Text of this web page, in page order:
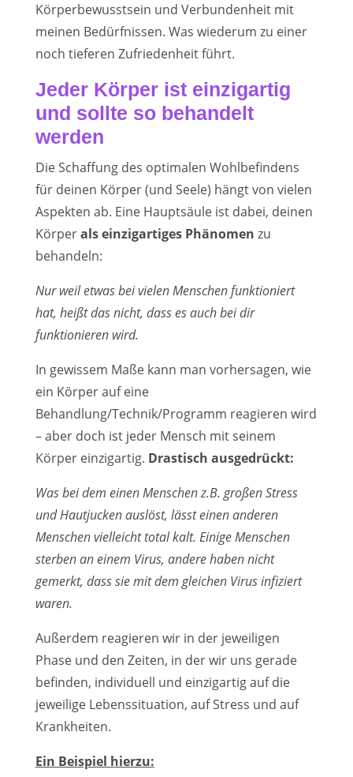
Körperbewusstsein und Verbundenheit mit
meinen Bedürfnissen. Was wiederum zu einer
noch tieferen Zufriedenheit führt.
Jeder Körper ist einzigartig
und sollte so behandelt
werden
Die Schaffung des optimalen Wohlbefindens
für deinen Körper (und Seele) hängt von vielen
Aspekten ab. Eine Hauptsäule ist dabei, deinen
Körperals einzigartiges Phänomen zu
behandeln:
Nur weil etwas bei vielen Menschen funktioniert
hat, heißt das nicht, dass es auch bei dir
funktionieren wird.
In gewissem Maße kann man vorhersagen, wie
ein Körper auf eine
Behandlung/Technik/Programm reagieren wird
– aber doch ist jeder Mensch mit seinem
Körper einzigartig. Drastisch ausgedrückt:
Was bei dem einen Menschen z.B. großen Stress
und Hautjucken auslöst, lässt einen anderen
Menschen vielleicht total kalt. Einige Menschen
sterben an einem Virus, andere haben nicht
gemerkt, dass sie mit dem gleichen Virus infiziert
waren.
Außerdem reagieren wir in der jeweiligen
Phase und den Zeiten, in der wir uns gerade
befinden, individuell und einzigartig auf die
jeweilige Lebenssituation, auf Stress und auf
Krankheiten.
Ein Beispiel hierzu: